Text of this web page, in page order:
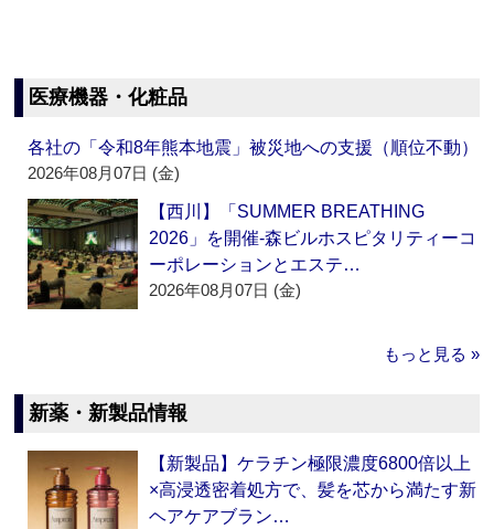
医療機器・化粧品
各社の「令和8年熊本地震」被災地への支援（順位不動）
2026年08月07日 (金)
【西川】「SUMMER BREATHING
2026」を開催‐森ビルホスピタリティーコ
ーポレーションとエステ…
2026年08月07日 (金)
もっと見る »
新薬・新製品情報
【新製品】ケラチン極限濃度6800倍以上
×高浸透密着処方で、髪を芯から満たす新
ヘアケアブラン…